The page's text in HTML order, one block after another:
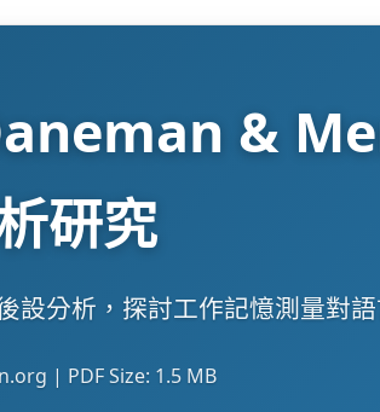
&
研究
分析，探討工作記憶測量對
| PDF Size: 1.5 MB